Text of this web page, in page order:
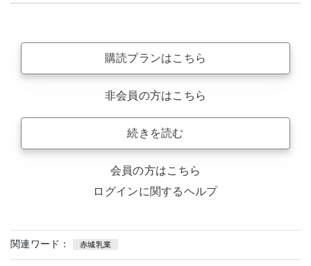
購読プランはこちら
非会員の方はこちら
続きを読む
会員の方はこちら
ログインに関するヘルプ
関連ワード： 赤城乳業